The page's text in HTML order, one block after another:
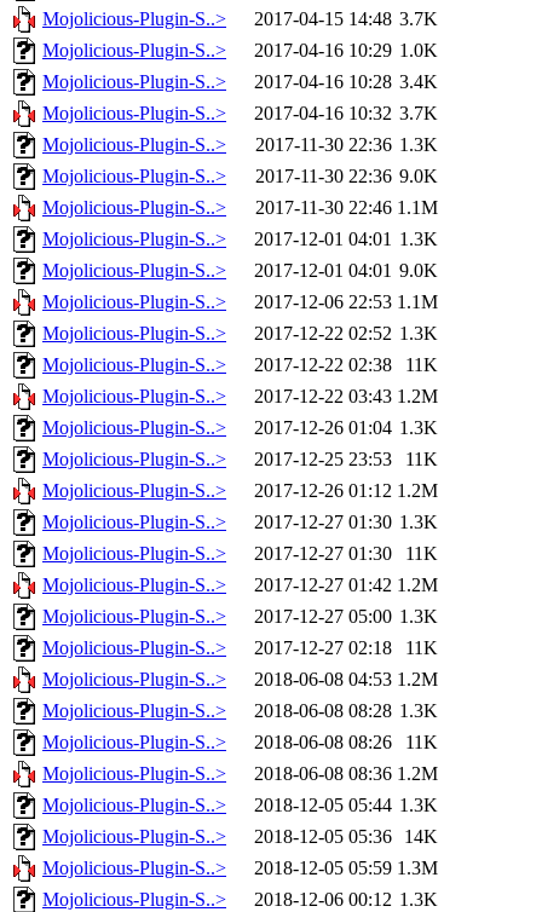
Mojolicious-Plugin-S..>
2017-04-15 14:48 3.7K
Mojolicious-Plugin-S..>
2017-04-16 10:29 1.0K
Mojolicious-Plugin-S..>
2017-04-16 10:28 3.4K
Mojolicious-Plugin-S..>
2017-04-16 10:32 3.7K
Mojolicious-Plugin-S..>
2017-11-30 22:36 1.3K
Mojolicious-Plugin-S..>
2017-11-30 22:36 9.0K
Mojolicious-Plugin-S..>
2017-11-30 22:46 1.1M
Mojolicious-Plugin-S..>
2017-12-01 04:01 1.3K
Mojolicious-Plugin-S..>
2017-12-01 04:01 9.0K
Mojolicious-Plugin-S..>
2017-12-06 22:53 1.1M
Mojolicious-Plugin-S..>
2017-12-22 02:52 1.3K
Mojolicious-Plugin-S..>
2017-12-22 02:38
11K
Mojolicious-Plugin-S..>
2017-12-22 03:43 1.2M
Mojolicious-Plugin-S..>
2017-12-26 01:04 1.3K
Mojolicious-Plugin-S..>
2017-12-25 23:53
11K
Mojolicious-Plugin-S..>
2017-12-26 01:12 1.2M
Mojolicious-Plugin-S..>
2017-12-27 01:30 1.3K
Mojolicious-Plugin-S..>
2017-12-27 01:30
11K
Mojolicious-Plugin-S..>
2017-12-27 01:42 1.2M
Mojolicious-Plugin-S..>
2017-12-27 05:00 1.3K
Mojolicious-Plugin-S..>
2017-12-27 02:18
11K
Mojolicious-Plugin-S..>
2018-06-08 04:53 1.2M
Mojolicious-Plugin-S..>
2018-06-08 08:28 1.3K
Mojolicious-Plugin-S..>
2018-06-08 08:26
11K
Mojolicious-Plugin-S..>
2018-06-08 08:36 1.2M
Mojolicious-Plugin-S..>
2018-12-05 05:44 1.3K
Mojolicious-Plugin-S..>
2018-12-05 05:36
14K
Mojolicious-Plugin-S..>
2018-12-05 05:59 1.3M
Mojolicious-Plugin-S..>
2018-12-06 00:12 1.3K